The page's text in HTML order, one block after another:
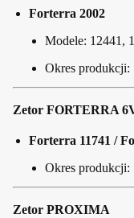
Forterra 2002
Modele: 12441,
Okres produkcji:
Zetor FORTERRA
Forterra 11741 /
Okres produkcji:
Zetor PROXIMA